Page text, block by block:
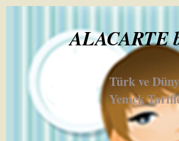
ALACARTE
Türk ve
Yemek